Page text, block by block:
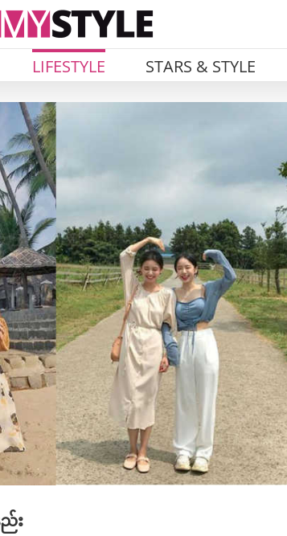
LIFESTYLE STARS & STYLE
း